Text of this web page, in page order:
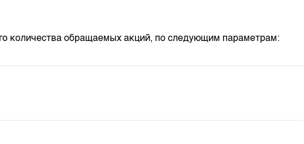
количества обращаемых акций, по следующим параметрам: